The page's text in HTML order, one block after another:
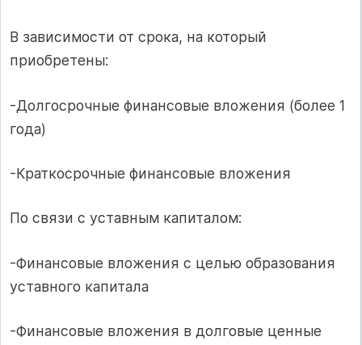
В зависимости от срока, на который
приобретены:
-Долгосрочные финансовые вложения (более 1
года)
-Краткосрочные финансовые вложения
По связи с уставным капиталом:
-Финансовые вложения с целью образования
уставного капитала
-Финансовые вложения в долговые ценные